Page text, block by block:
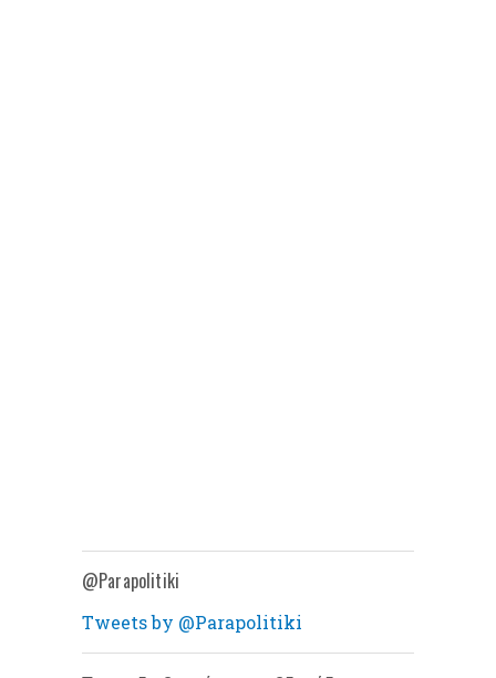
@Parapolitiki
Tweets by @Parapolitiki